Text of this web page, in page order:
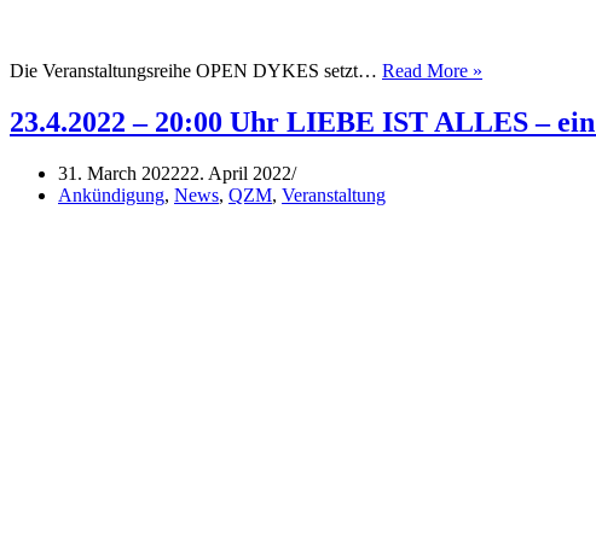
Die Veranstaltungsreihe OPEN DYKES setzt… Read More »
Mai
2022
23.4.2022 – 20:00 Uhr LIEBE IST ALLES –
31. March 202222. April 2022
Ankündigung, News, QZM, Veranstaltung